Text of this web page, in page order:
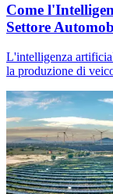
Come
Settore
L'intelligenza
la produzione di